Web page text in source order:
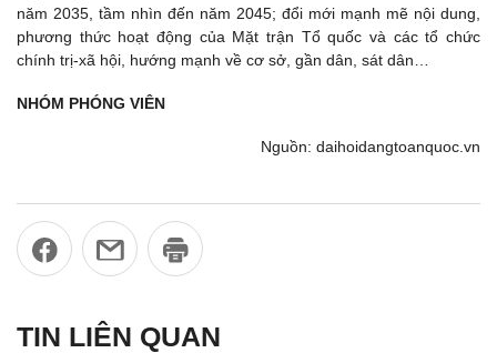
năm 2035, tầm nhìn đến năm 2045; đổi mới mạnh mẽ nội dung,
phương thức hoạt động của Mặt trận Tổ quốc và các tổ chức
chính trị-xã hội, hướng mạnh về cơ sở, gần dân, sát dân…
NHÓM PHÓNG VIÊN
Nguồn: daihoidangtoanquoc.vn
TIN LIÊN QUAN